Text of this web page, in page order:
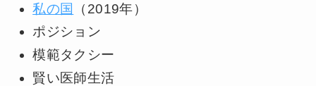
私の国
（2019年）
ポジション
模範タクシー
賢い医師生活